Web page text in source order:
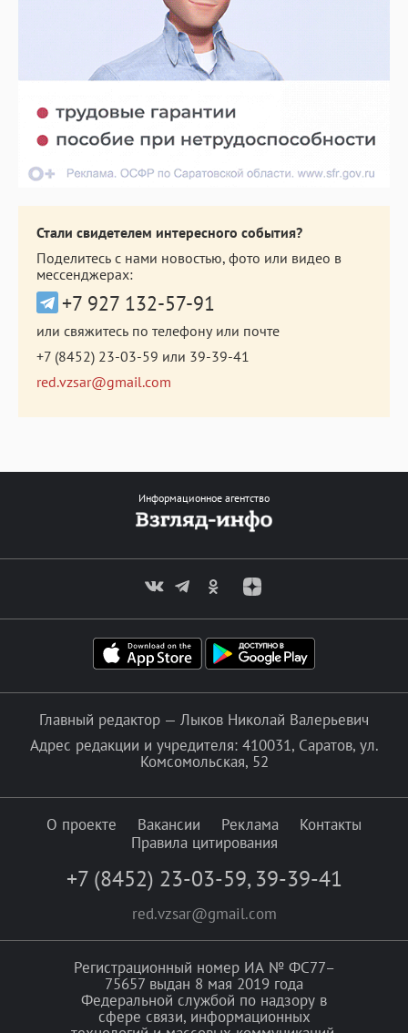
Стали свидетелем интересного события?
Поделитесь с нами новостью, фото или видео в
мессенджерах:
+7 927 132-57-91
или свяжитесь по телефону или почте
+7 (8452) 23-03-59 или 39-39-41
red.vzsar@gmail.com
Информационное агентство
Главный редактор — Лыков Николай Валерьевич
Адрес редакции и учредителя: 410031, Саратов, ул.
Комсомольская, 52
О проекте Вакансии Реклама
Контакты
Правила цитирования
+7 (8452) 23-03-59, 39-39-41
red.vzsar@gmail.com
Регистрационный номер ИА № ФС77–
75657 выдан 8 мая 2019 года
Федеральной службой по надзору в
сфере связи, информационных